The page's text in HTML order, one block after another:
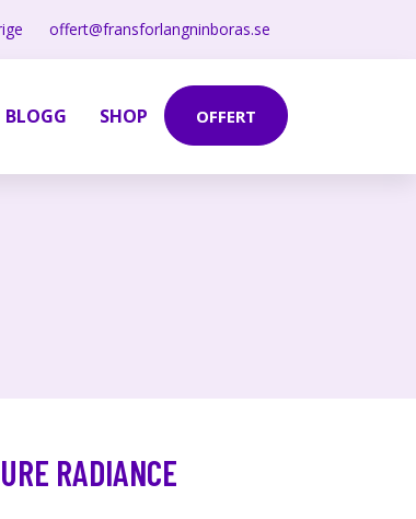
offert@fransforlangninboras.se
BLOGG SHOP OFFERT
RADIANCE